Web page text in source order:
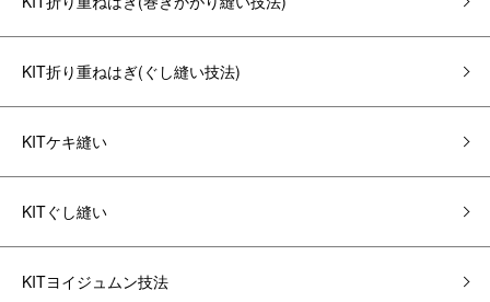
KIT折り重ねはぎ(ぐし縫い技法)
KITケキ縫い
KITぐし縫い
KITヨイジュムン技法